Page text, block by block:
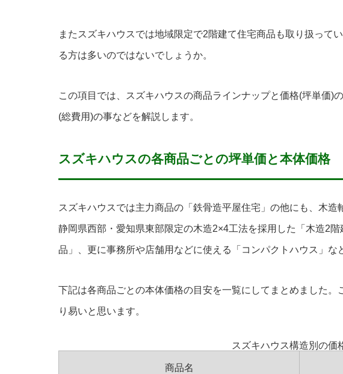
またスズキハウスでは地域限定で2階建て住宅商品も取り扱って
る方は多いのではないでしょうか。
この項目では、スズキハウスの商品ラインナップと価格(坪単価)
(総費用)の事などを解説します。
スズキハウスの各商品ごとの坪単価と本体価格
スズキハウスでは主力商品の「鉄骨造平屋住宅」の他にも、木
静岡県西部・愛知県東部限定の木造2×4工法を採用した「木造2
品」、更に事務所や店舗用などに使える「コンパクトハウス」な
下記は各商品ごとの本体価格の目安を一覧にしてまとめました
り易いと思います。
スズキハウス構造別の価
商品名